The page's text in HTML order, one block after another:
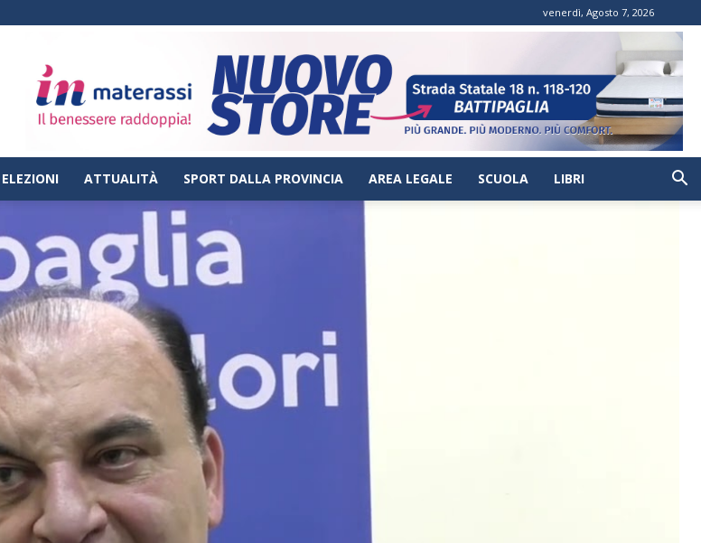
venerdì, Agosto 7, 2026
ELEZIONI ATTUALITÀ SPORT DALLA PROVINCIA AREA LEGALE SCUOLA LIBRI